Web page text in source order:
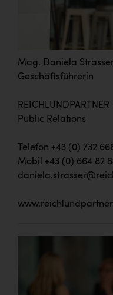
Mag. Daniela
Geschäftsführerin
REICHLUNDPARTNER
Public Relations
Telefon +43 (0) 732
Mobil +43 (0) 664 82